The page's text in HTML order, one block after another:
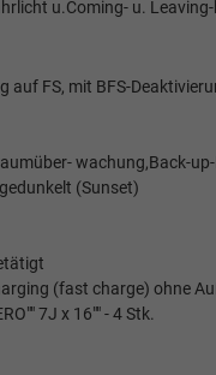
u.Coming- u.
auf FS, mit BFS-
wachung,Back-
(Sunset)
(fast charge) ohne
7J x 16"" - 4 Stk.